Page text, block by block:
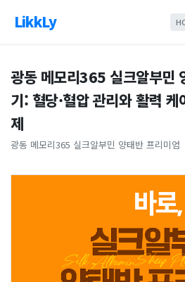
LikkLy
광동 메모리365 실크알부민
기: 혈당·혈압 관리와 활력
제
광동 메모리365 실크알부민 양태반 프리미엄